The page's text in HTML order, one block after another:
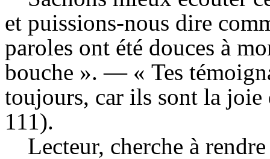
et puissions-nous dire
paroles ont été douces à
bouche ». — « Tes
toujours, car ils sont la
111).
Lecteur, cherche à